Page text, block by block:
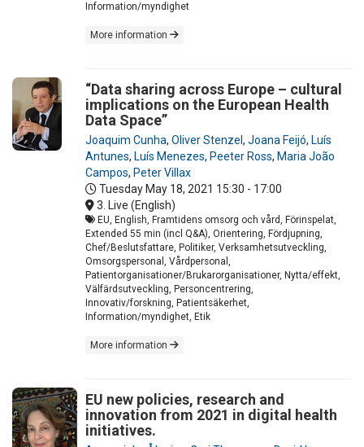
Information/myndighet
More information
“Data sharing across Europe – cultural
implications on the European Health
Data Space”
Joaquim Cunha, Oliver Stenzel , Joana Feijó, Luís
Antunes, Luís Menezes, Peeter Ross, Maria João
Campos, Peter Villax
Tuesday May 18, 2021 15:30 - 17:00
3. Live (English)
EU, English, Framtidens omsorg och vård, Förinspelat,
Extended 55 min (incl Q&A), Orientering, Fördjupning,
Chef/Beslutsfattare, Politiker, Verksamhetsutveckling,
Omsorgspersonal, Vårdpersonal,
Patientorganisationer/Brukarorganisationer, Nytta/effekt,
Välfärdsutveckling, Personcentrering,
Innovativ/forskning, Patientsäkerhet,
Information/myndighet, Etik
More information
EU new policies, research and
innovation from 2021 in digital health
initiatives.